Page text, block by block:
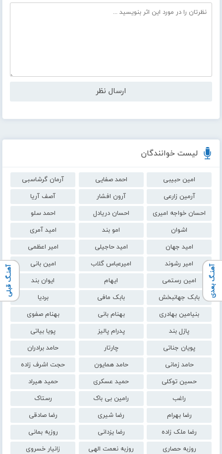
لیست خوانندگان
امین حبیبی احمد صفایی
آرمان گرشاسبی
آرمین زارعی
آرون افشار
آصف آریا
احسان خواجه امیری
احسان دریادل
احمد سلو
اشوان
امو بند
امید آمری
امید جهان
امید حاجیلی
امیر اعظمی
امیر رشوند
امیرعباس گلاب
امین بانی
امین رستمی
ایهام
ایوان بند
بابک جهانبخش
بابک مافی
بردیا
بنیامین بهادری
بهنام بانی
بهنام صفوی
پازل بند
پدرام پالیز
پویا بیاتی
پویان جناتی
چارتار
حامد برادران
حامد زمانی
حامد همایون
حجت اشرف زاده
حسین توکلی
حمید عسکری
حمید هیراد
راغب
رامین بی باک
رستاک
رضا بهرام
رضا شیری
رضا صادقی
رضا ملک زاده
رضا یزدانی
روزبه بمانی
روزبه حصاری
روزبه نعمت الهی
زانیار خسروی
آهنـگ بعدی آهنـگ قبلی